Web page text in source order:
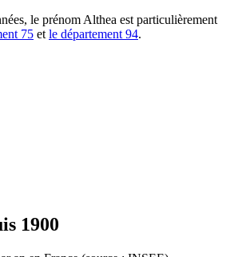
le prénom Althea est particulièrement
75 et le département 94.
1900